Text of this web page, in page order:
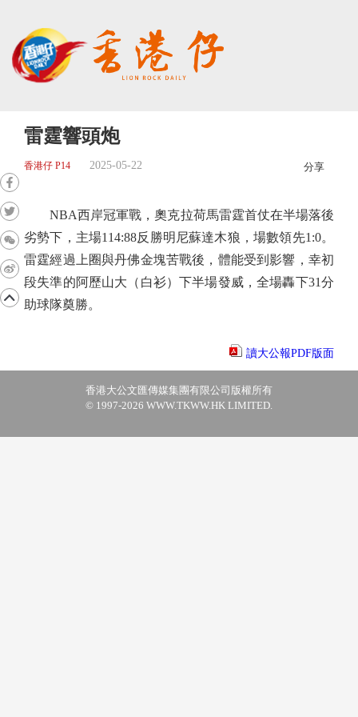
雷霆響頭炮
香港仔 P14 2025-05-22 分享
NBA西岸冠軍戰，奧克拉荷馬雷霆首仗在半場落後
劣勢下，主場114:88反勝明尼蘇達木狼，場數領先1:0。
雷霆經過上圈與丹佛金塊苦戰後，體能受到影響，幸初
段失準的阿歷山大（白衫）下半場發威，全場轟下31分
助球隊奠勝。
讀大公報PDF版面
香港大公文匯傳媒集團有限公司版權所有
© 1997-2026 WWW.TKWW.HK LIMITED.